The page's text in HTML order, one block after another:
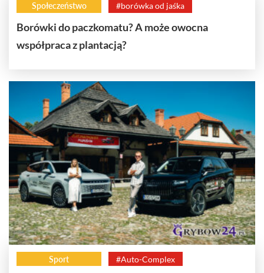
Społeczeństwo #borówka od jaśka
Borówki do paczkomatu? A może owocna
współpraca z plantacją?
Sport #Auto-Complex